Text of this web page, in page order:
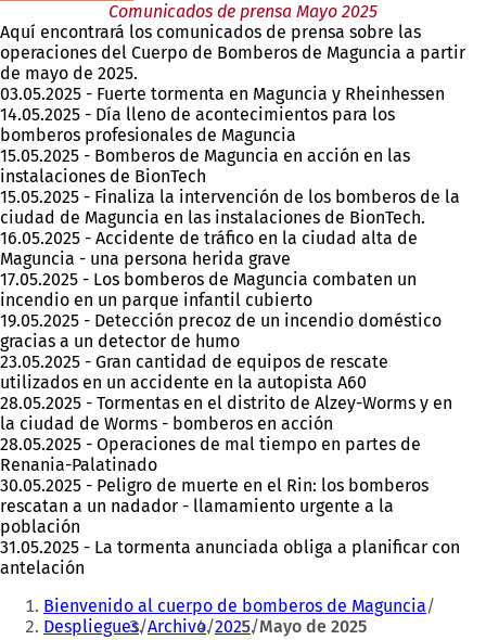
Comunicados de prensa Mayo 2025
Aquí encontrará los comunicados de prensa sobre las
operaciones del Cuerpo de Bomberos de Maguncia a partir
de mayo de 2025.
03.05.2025 - Fuerte tormenta en Maguncia y Rheinhessen
14.05.2025 - Día lleno de acontecimientos para los
bomberos profesionales de Maguncia
15.05.2025 - Bomberos de Maguncia en acción en las
instalaciones de BionTech
15.05.2025 - Finaliza la intervención de los bomberos de la
ciudad de Maguncia en las instalaciones de BionTech.
16.05.2025 - Accidente de tráfico en la ciudad alta de
Maguncia - una persona herida grave
17.05.2025 - Los bomberos de Maguncia combaten un
incendio en un parque infantil cubierto
19.05.2025 - Detección precoz de un incendio doméstico
gracias a un detector de humo
23.05.2025 - Gran cantidad de equipos de rescate
utilizados en un accidente en la autopista A60
28.05.2025 - Tormentas en el distrito de Alzey-Worms y en
la ciudad de Worms - bomberos en acción
28.05.2025 - Operaciones de mal tiempo en partes de
Renania-Palatinado
30.05.2025 - Peligro de muerte en el Rin: los bomberos
rescatan a un nadador - llamamiento urgente a la
población
31.05.2025 - La tormenta anunciada obliga a planificar con
antelación
Estás
aquí:
Bienvenido al cuerpo de bomberos de Maguncia
Despliegues Archivo 2025 Mayo de 2025